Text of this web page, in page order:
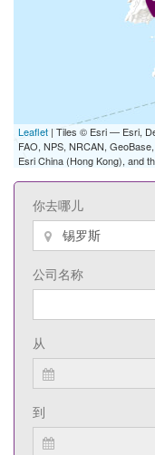
Leaflet | Tiles © Esri — Esri,
FAO, NPS, NRCAN,
Esri China (Hong Kong), and
你去哪儿
公司名称
从
到